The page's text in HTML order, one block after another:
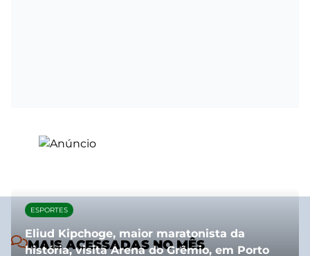
MAIS ACESSADAS NO MÊS
ESPORTES
Eliud Kipchoge, maior maratonista da
história, visita Arena do Grêmio, em Porto